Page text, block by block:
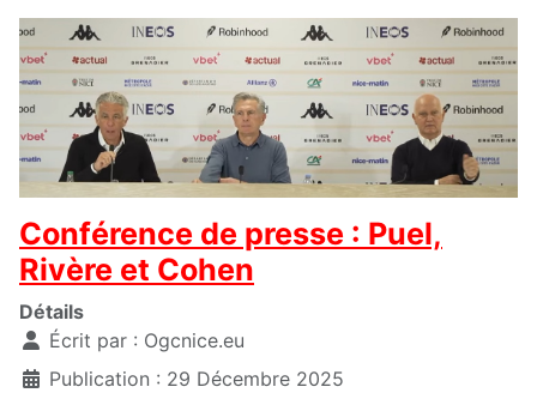
Conférence de presse : Puel,
Rivère et Cohen
Détails
Écrit par : Ogcnice.eu
Publication : 29 Décembre 2025